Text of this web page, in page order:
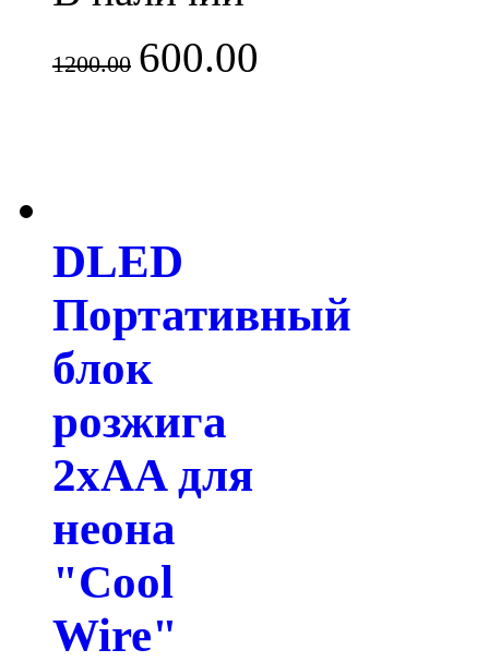
1200.00 600.00
DLED
Портативный
блок
розжига
2xAA для
неона
"Cool
Wire"